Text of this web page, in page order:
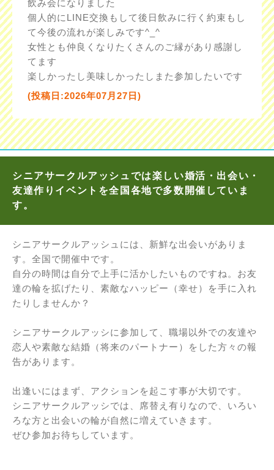
飲み会になりました
個人的にLINE交換もして後日飲みに行く約束もし
て今後の流れが楽しみです^_^
女性とも仲良くなりたくさんのご縁があり感謝し
てます
楽しかったし美味しかったしまた参加したいです
(投稿日:2026年07月27日)
シニアサークルアッシュでは楽しい婚活・出会い・
友達作りイベントを全国各地で多数開催していま
す。
シニアサークルアッシュには、新鮮な出会いがありま
す。全国で開催中です。
自分の時間は自分で上手に活かしたいものですね。お友
達の輪を拡げたり、素敵なハッピー（幸せ）を手に入れ
たりしませんか？
シニアサークルアッシに参加して、職場以外での友達や
恋人や素敵な結婚（将来のパートナー）をした方々の報
告があります。
出逢いにはまず、アクションを起こす事が大切です。
シニアサークルアッシでは、席替え有りなので、いろい
ろな方と出会いの輪が自然に増えていきます。
ぜひ参加お待ちしています。